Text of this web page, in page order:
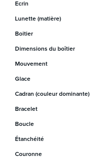
Ecrin
Lunette (matière)
Boitier
Dimensions du boîtier
Mouvement
Glace
Cadran (couleur dominante)
Bracelet
Boucle
Étanchéité
Couronne